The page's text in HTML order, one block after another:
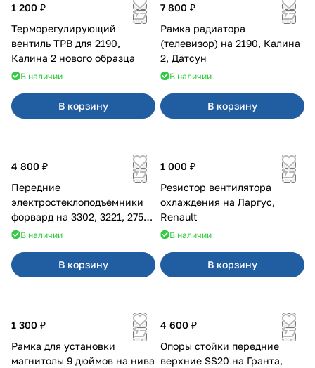
1 200 ₽
Терморегулирующий
вентиль ТРВ для 2190,
Калина 2 нового образца
В наличии
В корзину
7 800 ₽
Рамка радиатора
(телевизор) на 2190, Калина
2, Датсун
В наличии
В корзину
4 800 ₽
Передние
электростеклоподъёмники
форвард на 3302, 3221, 2752,
2217В наличии
В корзину
1 000 ₽
Резистор вентилятора
охлаждения на Ларгус,
Renault
В наличии
В корзину
1 300 ₽
Рамка для установки
магнитолы 9 дюймов на нива
4 600 ₽
Опоры стойки передние
верхние SS20 на Гранта,